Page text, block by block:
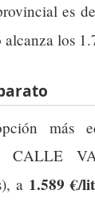
es
los
más
CALLE
a 1.589 €/